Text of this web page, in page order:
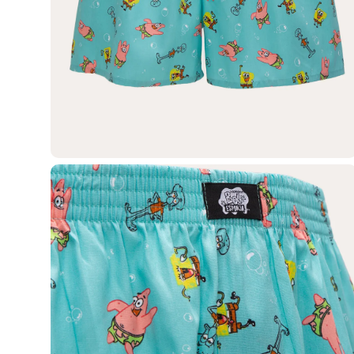
Casacos e Jaquetas
Jeans
Macacões
Saias
Shorts e Bermudas
Vestidos
Acessórios
Óculos
Relógios
Calçados
Botas
Chinelos
Rasteirinhas
Sandálias
Sapatilhas
Tênis
Marcas
City
Clock House
Mindset
Sawary